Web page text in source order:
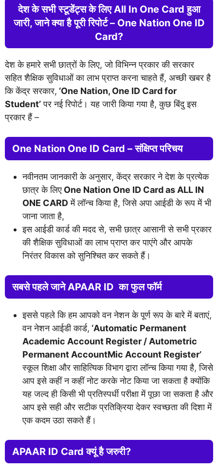
देश के सभी स्टूडेंट्स के लिए All In One Card हुआ
जारी, जाने क्या है पूरी रिपोर्ट – One Nation One ID
Card?
देश के हमारे सभी छात्रों के लिए, जो विभिन्न प्रकार की सरकार
सहित शैक्षिक सुविधाओं का लाभ प्राप्त करना चाहते हैं, अच्छी खबर है
कि केंद्र सरकार, ‘One Nation, One ID Card for
Student’पर नई रिपोर्ट। यह जारी किया गया है, कुछ बिंदु इस
प्रकार हैं –
One Nation One ID Card – संक्षिप्त परिचय
नवीनतम जानकारी के अनुसार, केंद्र सरकार ने देश के प्रत्येक
छात्र के लिए One Nation One ID Card as ALL IN
ONE CARDमें लॉन्च किया है, जिसे अपा आईडी के रूप में भी
जाना जाता है,
इस आईडी कार्ड की मदद से, सभी छात्र आसानी से सभी प्रकार
की शैक्षिक सुविधाओं का लाभ प्राप्त कर पाएंगे और आपके
निरंतर विकास को सुनिश्चित कर सकते हैं।
सबसे पहले जाने APAAR ID का फुल फॉर्म
इससे पहले कि हम आपको वन नेशन के पूर्ण रूप के बारे में बताएं,
वन नेशन आईडी कार्ड, ‘Automatic Permanent
Academic Account Register / Autometric
Permanent AccountMic Account Register’
स्कूल शिक्षा और साहित्यिक विभाग द्वारा लॉन्च किया गया है, जिसे
आप इसे कहीं न कहीं नोट करके नोट किया जा सकता है क्योंकि
यह जल्द ही किसी भी प्रतिस्पर्धी परीक्षा में पूछा जा सकता है और
आप इसे सही और सटीक प्रतिक्रिया देकर स्वच्छता की दिशा में
एक कदम उठा सकते हैं।
APAAR ID Card क्यूं है जरुरी?